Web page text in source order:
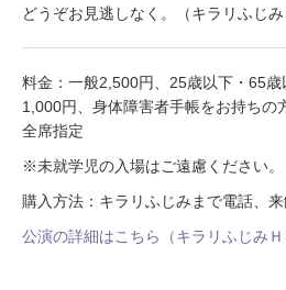
どうぞお見逃しなく。（キラリふじみ
料金：一般2,500円、25歳以下・65
1,000円、身体障害者手帳をお持ち
全席指定
※未就学児の入場はご遠慮ください。
購入方法：キラリふじみまで電話、
公演の詳細はこちら（キラリふじみＨ